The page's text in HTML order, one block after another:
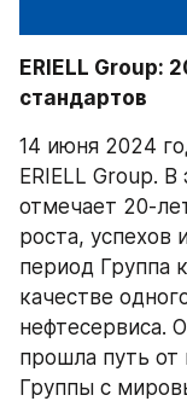
ERIELL Group:
стандартов
14 июня 2024
ERIELL Group.
отмечает 20-
роста, успехов
период Группа
качестве
нефтесервиса.
прошла путь от
Группы с